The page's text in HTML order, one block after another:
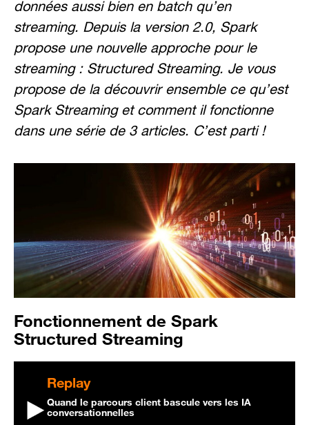
données aussi bien en batch qu’en
streaming. Depuis la version 2.0, Spark
propose une nouvelle approche pour le
streaming : Structured Streaming. Je vous
propose de la découvrir ensemble ce qu’est
Spark Streaming et comment il fonctionne
dans une série de 3 articles. C’est parti !
Fonctionnement de Spark
Structured Streaming
Replay
Quand le parcours client bascule vers les IA
conversationnelles